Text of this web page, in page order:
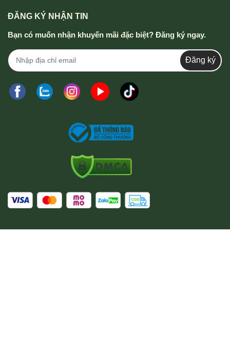
ĐĂNG KÝ NHẬN TIN
Bạn có muốn nhận khuyến mãi đặc biệt? Đăng ký ngay.
Đăng ký